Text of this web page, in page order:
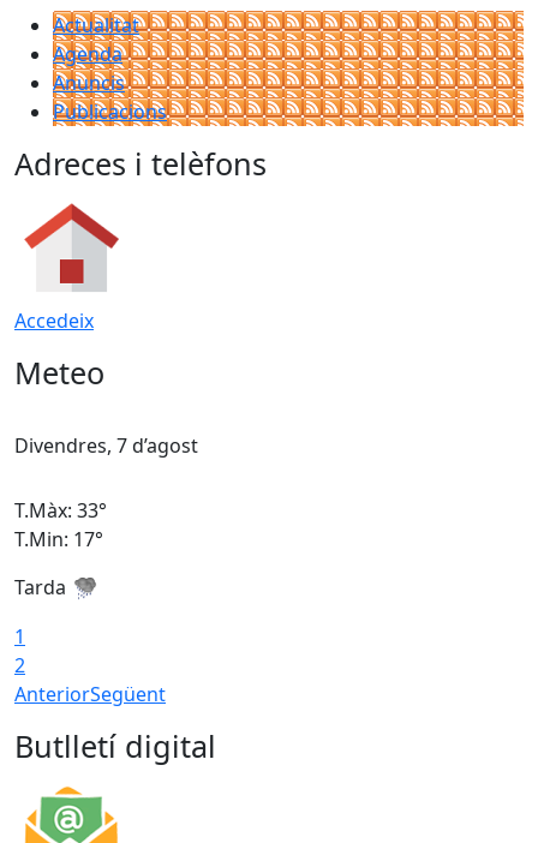
Actualitat
Agenda
Anuncis
Publicacions
Adreces i telèfons
Accedeix
Meteo
Divendres, 7 d’agost
T.Màx: 33°
T.Min: 17°
Tarda
1
2
AnteriorSegüent
Butlletí digital